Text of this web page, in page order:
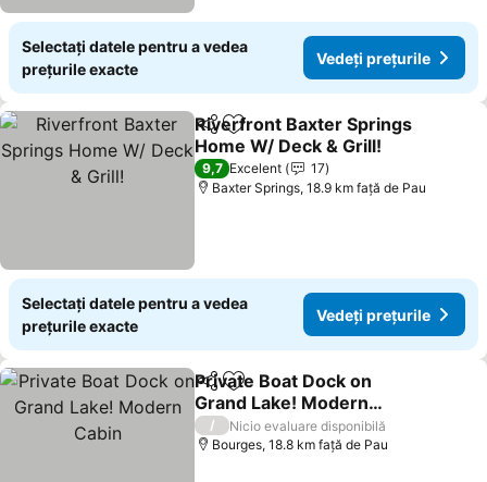
Selectați datele pentru a vedea
prețurile exacte
Vedeți prețurile
DistribuițiAdăugaţi la favorite
Riverfront Baxter Springs
Home W/ Deck & Grill!
Vedeți prețurile
9,7 Excelent
17
Baxter Springs, 18.9 km faţă de Pau
Selectați datele pentru a vedea
prețurile exacte
Vedeți prețurile
DistribuițiAdăugaţi la favorite
Private Boat Dock on
Grand Lake! Modern
Cabin
Vedeți prețurile
/
Nicio evaluare disponibilă
Bourges, 18.8 km faţă de Pau